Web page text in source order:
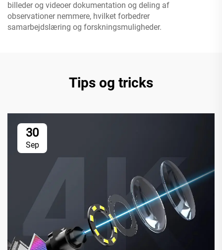
billeder og videoer dokumentation og deling af
observationer nemmere, hvilket forbedrer
samarbejdslæring og forskningsmuligheder.
Tips og tricks
30
Sep